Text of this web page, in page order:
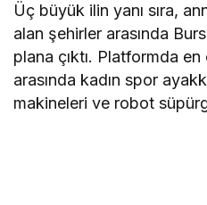
Üç büyük ilin yanı sıra,
alan şehirler arasında
plana çıktı. Platformda
arasında kadın spor
makineleri ve robot